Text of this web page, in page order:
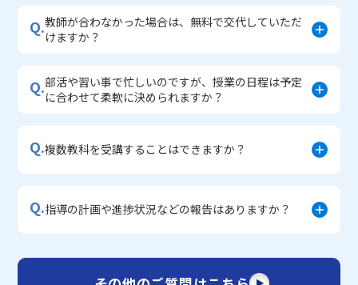
Q.教師が合わなかった場合は、無料で交代していただ
けますか？
Q.部活や習い事で忙しいのですが、授業の日程は予定
に合わせて柔軟に決められますか？
Q.複数教科を受講することはできますか？
Q.指導の計画や進捗状況などの報告はありますか？